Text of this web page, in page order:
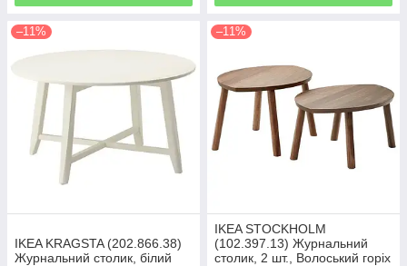
–11%
IKEA KRAGSTA (202.866.38)
Журнальний столик, білий
–11%
IKEA STOCKHOLM
(102.397.13) Журнальний
столик, 2 шт., Волоський горіх